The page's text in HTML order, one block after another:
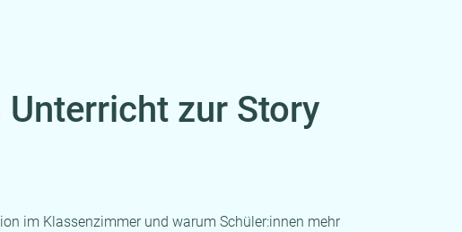
zur Story
im Klassenzimmer und warum Schüler:innen mehr